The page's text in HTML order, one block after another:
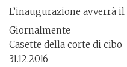
L’inaugurazione avverrà il
Giornalmente
Casette della corte di cibo
31.12.2016